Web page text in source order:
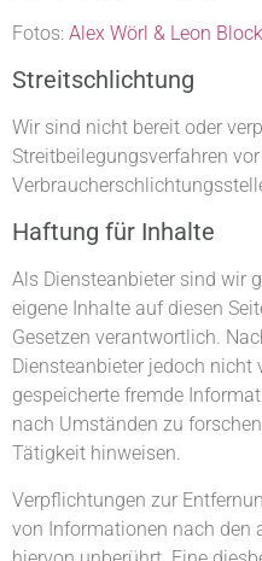
Fotos: Alex Wörl & Leon Block
Streitschlichtung
Wir sind nicht bereit oder
Streitbeilegungsverfahren
Haftung für Inhalte
Als Diensteanbieter sind wir
eigene Inhalte auf diesen
Gesetzen verantwortlich.
Diensteanbieter jedoch
gespeicherte fremde
nach Umständen zu
Tätigkeit hinweisen.
Verpflichtungen zur
von Informationen nach den